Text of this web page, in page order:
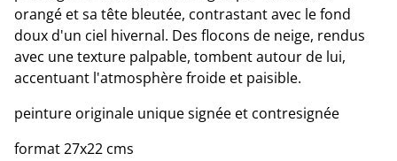
orangé et sa tête bleutée, contrastant avec le fond
doux d'un ciel hivernal. Des flocons de neige, rendus
avec une texture palpable, tombent autour de lui,
accentuant l'atmosphère froide et paisible.
peinture originale unique signée et contresignée
format 27x22 cms